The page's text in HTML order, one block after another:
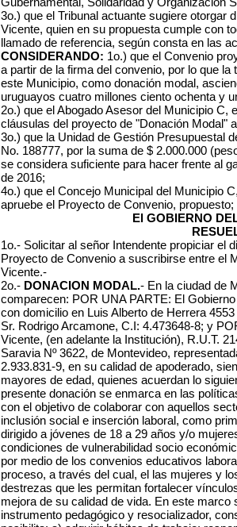
3o.) que el Tribunal actuante sugiere otorgar
Vicente, quien en su propuesta cumple con
llamado de referencia, según consta en las
CONSIDERANDO: 1o.) que el Convenio
a partir de la firma del convenio, por lo que
este Municipio, como donación modal,
uruguayos cuatro millones ciento ochenta y
2o.) que el Abogado Asesor del Municipio
cláusulas del proyecto de "Donación Modal"
3o.) que la Unidad de Gestión Presupuestal
No. 188777, por la suma de $ 2.000.000
se considera suficiente para hacer frente al
de 2016;
4o.) que el Concejo Municipal del Municipio
apruebe el Proyecto de Convenio, propuesto;
El GOBIERNO
1o.- Solicitar al señor Intendente propiciar el
Proyecto de Convenio a suscribirse entre el
Vicente.-
2o.- DONACION MODAL.- En la ciudad de
comparecen: POR UNA PARTE: El
con domicilio en Luis Alberto de Herrera
Sr. Rodrigo Arcamone, C.I: 4.473648-8; y
Vicente, (en adelante la Institución), R.U.T.
Saravia Nº 3622, de Montevideo,
2.933.831-9, en su calidad de apoderado,
mayores de edad, quienes acuerdan lo
presente donación se enmarca en las
con el objetivo de colaborar con aquellos
inclusión social e inserción laboral, como
dirigido a jóvenes de 18 a 29 años y/o
condiciones de vulnerabilidad socio
por medio de los convenios educativos
proceso, a través del cual, el las mujeres y
destrezas que les permitan fortalecer
mejora de su calidad de vida. En este marco
instrumento pedagógico y resocializador,